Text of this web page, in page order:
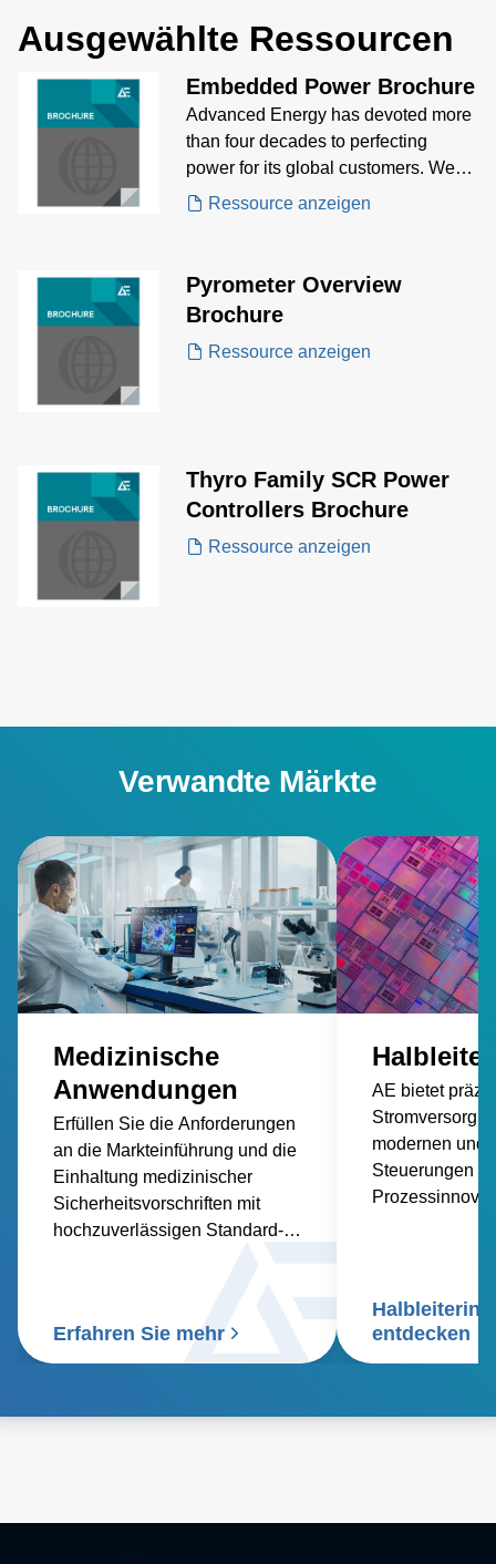
Ausgewählte Ressourcen
Embedded Power Brochure
Advanced Energy has devoted more
than four decades to perfecting
power for its global customers. We
design and manufacture highly
control solutions for mission critical
applications and processes
Ressource anzeigen
Pyrometer Overview
Brochure
Ressource anzeigen
Thyro Family SCR Power
Controllers Brochure
Ressource anzeigen
Verwandte Märkte
Medizinische
Anwendungen
Erfüllen Sie die Anforderungen
an die Markteinführung und die
Einhaltung medizinischer
Sicherheitsvorschriften mit
hochzuverlässigen Standard-
Erfahren Sie mehr
AE bietet
modernen und
Steuerungen
entdecken